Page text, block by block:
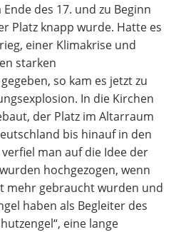
des 17. und zu Beginn
Platz knapp wurde. Hatte es
einer Klimakrise und
starken
so kam es jetzt zu
In die Kirchen
der Platz im Altarraum
bis hinauf in den
man auf die Idee der
hochgezogen, wenn
mehr gebraucht wurden und
haben als Begleiter des
eine lange